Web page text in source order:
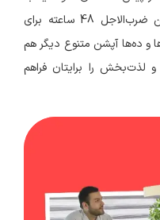
صدر لیست منتقل خواهد شد. تعیین ضرب‌الاجل 48 ساعته برای
و ده‌ها آپشن متنوع دیگر هم
و لذت‌بخش را برایتان فراهم